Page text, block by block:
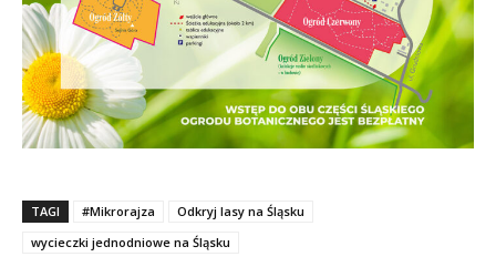
TAGI #Mikrorajza
Odkryj lasy na Śląsku
wycieczki jednodniowe na Śląsku